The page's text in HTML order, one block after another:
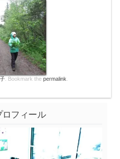
. Bookmark the permalink
フィール